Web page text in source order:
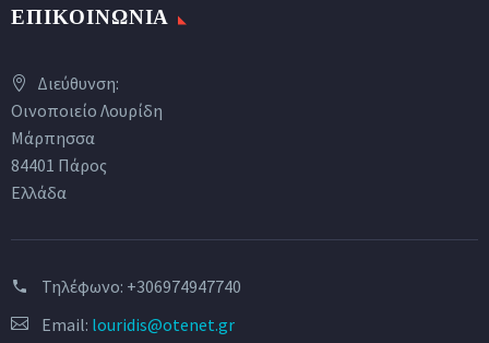
ΕΠΙΚΟΙΝΩΝΙΑ
Διεύθυνση:
Οινοποιείο Λουρίδη
Μάρπησσα
84401 Πάρος
Ελλάδα
Τηλέφωνο: +306974947740
Email: louridis@otenet.gr